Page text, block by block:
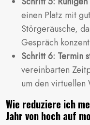
einen Platz mit
Störgeräusche,
Gespräch
Schritt 6: Termin
vereinbarten
um den virtuellen
Wie reduziere ich
Jahr von hoch auf